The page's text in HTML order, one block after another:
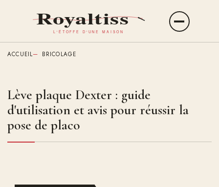
Ouvrir
le
ACCUEIL BRICOLAGE
Lève plaque Dexter : guide
d'utilisation et avis pour réussir la
pose de placo